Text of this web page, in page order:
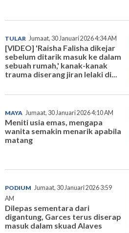
TULAR Jumaat, 30 Januari 2026 4:34 AM
[VIDEO] 'Raisha Falisha dikejar
sebelum ditarik masuk ke dalam
sebuah rumah,' kanak-kanak
trauma diserang jiran lelaki di...
MAYA Jumaat, 30 Januari 2026 4:10 AM
Meniti usia emas, mengapa
wanita semakin menarik apabila
matang
PODIUM Jumaat, 30 Januari 2026 3:59
AM
Dilepas sementara dari
digantung, Garces terus diserap
masuk dalam skuad Alaves